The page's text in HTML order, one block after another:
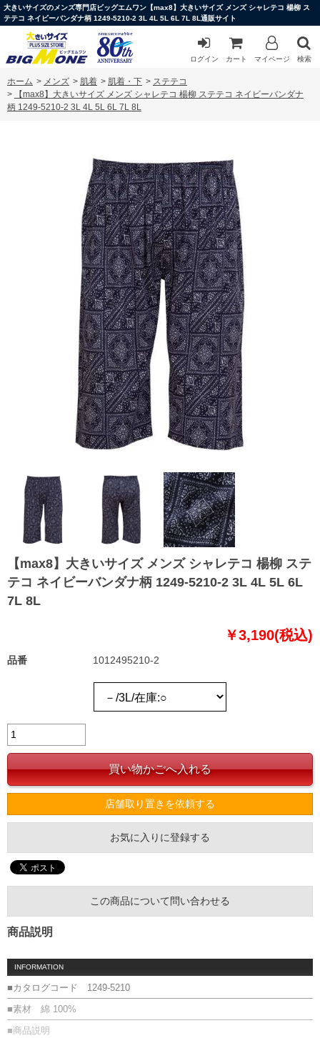
大きいサイズのメンズ専門店ビッグエムワン【max8】大きいサイズ メンズ シャレテコ 楊柳 ス
テテコ ネイビーバンダナ柄 1249-5210-2 3L 4L 5L 6L 7L 8L通販サイト
ログイン カート マイページ 検索
ホーム > メンズ > 肌着 > 肌着・下 > ステテコ
>
【max8】大きいサイズ メンズ シャレテコ 楊柳 ステテコ ネイビーバンダナ
柄 1249-5210-2 3L 4L 5L 6L 7L 8L
【max8】大きいサイズ メンズ シャレテコ 楊柳 ステ
テコ ネイビーバンダナ柄 1249-5210-2 3L 4L 5L 6L
7L 8L
￥3,190(税込)
品番 1012495210-2
店舗取り置きを依頼する
お気に入りに登録する
この商品について問い合わせる
商品説明
INFORMATION
■カタログコード 1249-5210
■素材 綿 100%
■商品説明